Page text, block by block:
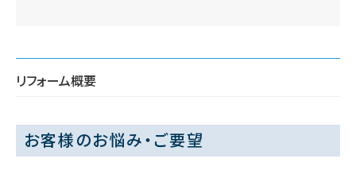
リフォーム概要
お客様のお悩み・ご要望